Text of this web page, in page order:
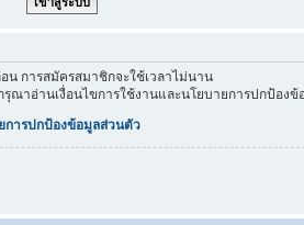
การสมัครสมาชิกจะใช้เวลาไม่นาน
ณาอ่านเงื่อนไขการใช้งานและนโยบายการปกป้อง
การปกป้องข้อมูลส่วนตัว